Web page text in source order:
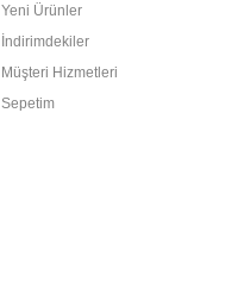
Yeni Ürünler
İndirimdekiler
Müşteri Hizmetleri
Sepetim